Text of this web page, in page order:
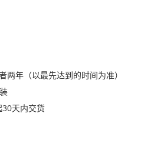
年（以最先达到的时间为准）
天内交货